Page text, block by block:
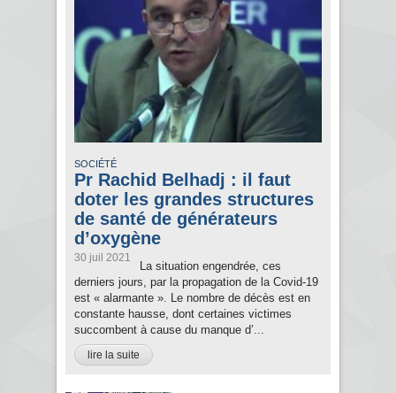
SOCIÉTÉ
Pr Rachid Belhadj : il faut
doter les grandes structures
de santé de générateurs
d’oxygène
30 juil 2021
La situation engendrée, ces
derniers jours, par la propagation de la Covid-19
est « alarmante ». Le nombre de décès est en
constante hausse, dont certaines victimes
succombent à cause du manque d’...
lire la suite